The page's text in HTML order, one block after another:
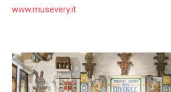
www.musevery.it
newsletter e
Mercato